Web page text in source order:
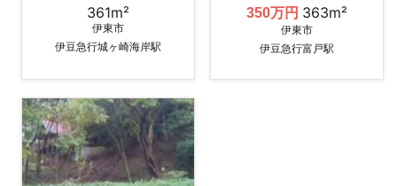
361m²
伊東市
伊豆急行城ヶ崎海岸駅
350万円 363m²
伊東市
伊豆急行富戸駅